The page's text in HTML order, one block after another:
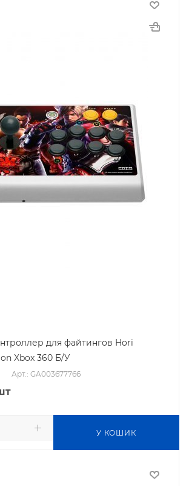
для файтингов Hori
Xbox 360 Б/У
Арт.: GA003677766
У КОШИК